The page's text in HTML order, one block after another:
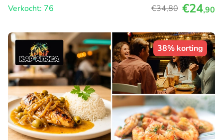
Verkocht: 76
€34,80 €24,90
38% korting